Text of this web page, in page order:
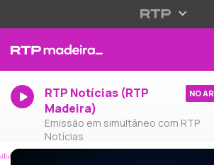
RTP Notícias (RTP
Madeira)
Emissão em simultâneo com RTP
Notícias
NO AR